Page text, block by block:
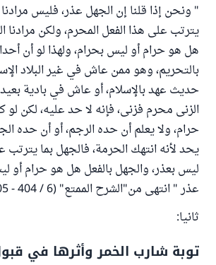
" ونحن إذا قلنا إن الجهل عذر، فليس
يترتب على هذا الفعل المحرم، ولكن مرادنا
هل هو حرام أو ليس بحرام، ولهذا لو أن
بالتحريم، وهو ممن عاش في غير البلاد
حديث عهد بالإسلام، أو عاش في بادية
الزنى محرم فزنى، فإنه لا حد عليه، لكن لو
حرام، ولا يعلم أن حده الرجم، أو أن حده
يحد لأنه انتهك الحرمة، فالجهل بما يترتب
ليس بعذر، والجهل بالفعل هل هو حرام أو
عذر " انتهى من"الشرح الممتع" (6 / 404 - 405).
ثانيا:
توبة شارب الخمر وأثرها في